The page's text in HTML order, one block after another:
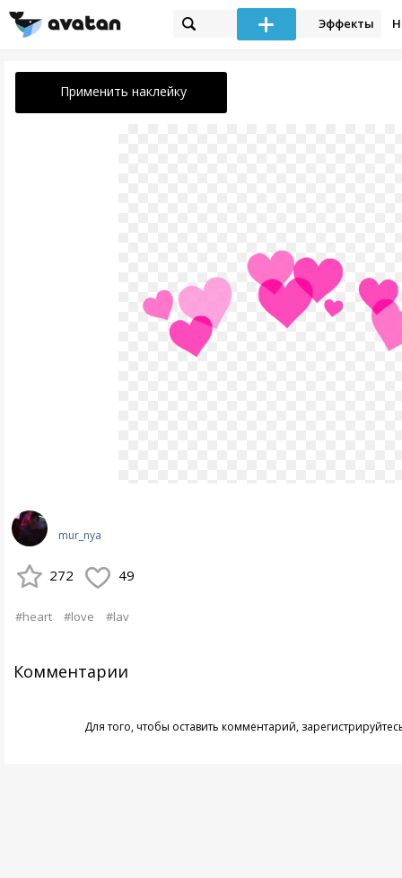
Эффекты
Применить наклейку
mur_nya
272 49
#heart #love #lav
Комментарии
Для того, чтобы оставить комментарий,